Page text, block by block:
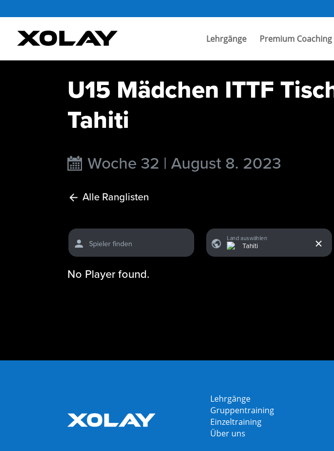
Lehrgänge Premium Coaching
U15 Mädchen ITTF
Tahiti
Woche 32 | August 8. 2023
Alle Ranglisten
Spieler finden
Land auswählen
No Player found.
Lehrgänge
Gruppentraining
Einzeltraining
Über uns